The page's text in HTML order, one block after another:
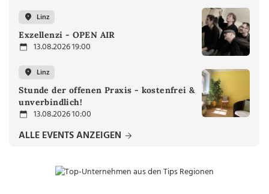
Linz
Exzellenzi - OPEN AIR
13.08.2026 19:00
Linz
Stunde der offenen Praxis - kostenfrei &
unverbindlich!
13.08.2026 10:00
ALLE EVENTS ANZEIGEN